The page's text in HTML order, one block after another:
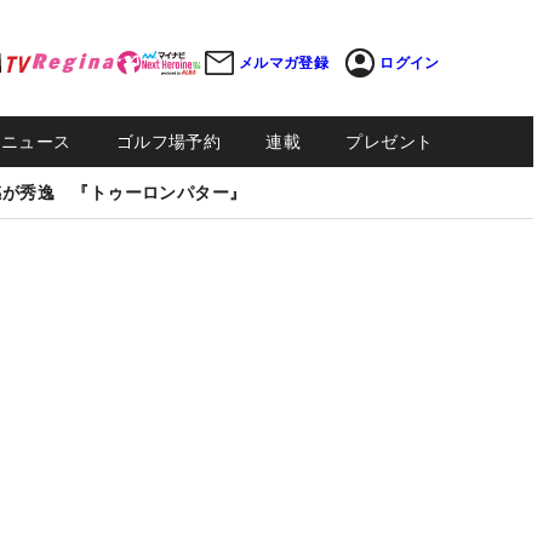
メルマガ登録 ログイン
ュース ゴルフ場予約 連載 プレゼント
秀逸 『トゥーロンパター』